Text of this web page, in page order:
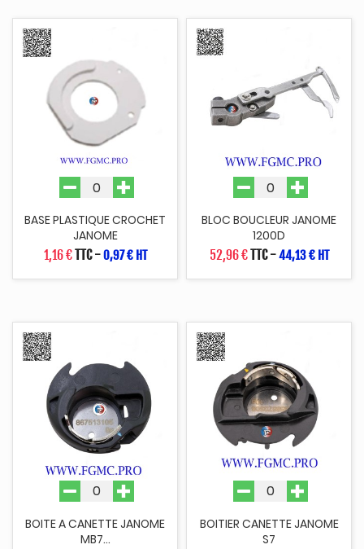
BASE PLASTIQUE CROCHET
JANOME
1,16 €TTC-0,97 € HT
BLOC BOUCLEUR JANOME
1200D
52,96 €TTC-44,13 € HT
BOITE A CANETTE JANOME
MB7...
BOITIER CANETTE JANOME
S7